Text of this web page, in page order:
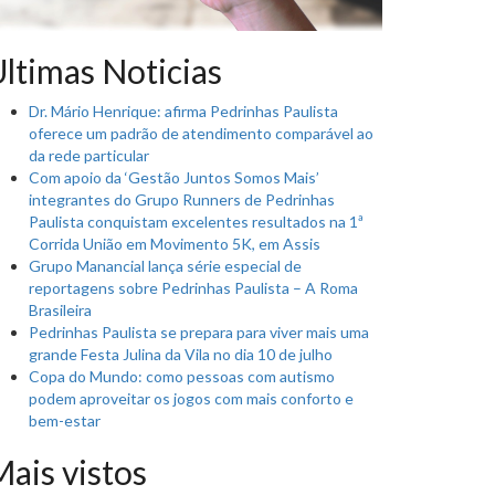
Noticias
Dr. Mário Henrique: afirma Pedrinhas Paulista
oferece um padrão de atendimento comparável ao
da rede particular
Com apoio da ‘Gestão Juntos Somos Mais’
integrantes do Grupo Runners de Pedrinhas
Paulista conquistam excelentes resultados na 1ª
Corrida União em Movimento 5K, em Assis
Grupo Manancial lança série especial de
reportagens sobre Pedrinhas Paulista – A Roma
Brasileira
Pedrinhas Paulista se prepara para viver mais uma
grande Festa Julina da Vila no dia 10 de julho
Copa do Mundo: como pessoas com autismo
podem aproveitar os jogos com mais conforto e
bem-estar
vistos